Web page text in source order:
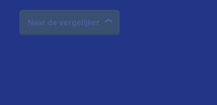
Naar de vergelijker